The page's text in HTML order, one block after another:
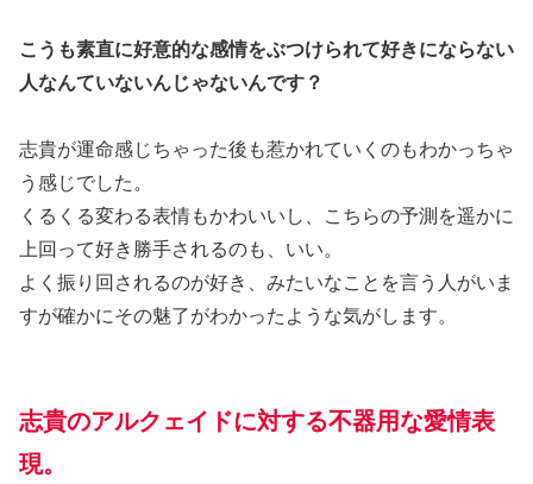
こうも素直に好意的な感情をぶつけられて好きにならない
人なんていないんじゃないんです？
志貴が運命感じちゃった後も惹かれていくのもわかっちゃ
う感じでした。
くるくる変わる表情もかわいいし、こちらの予測を遥かに
上回って好き勝手されるのも、いい。
よく振り回されるのが好き、みたいなことを言う人がいま
すが確かにその魅了がわかったような気がします。
志貴のアルクェイドに対する不器用な愛情表
現。